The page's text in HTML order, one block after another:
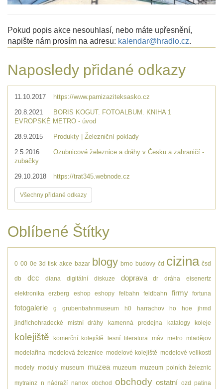
Pokud popis akce nesouhlasí, nebo máte upřesnění,
napište nám prosím na adresu: kalendar@hradlo.cz.
Naposledy přidané odkazy
11.10.2017 https://www.parnizaziteksasko.cz
20.8.2021
BORIS KOGUT. FOTOALBUM. KNIHA 1
EVROPSKÉ METRO - úvod
28.9.2015 Produkty | Železniční poklady
2.5.2016
Ozubnicové železnice a dráhy v Česku a zahraničí -
zubačky
29.10.2018 https://trat345.webnode.cz
Všechny přidané odkazy
Oblíbené Štítky
0 00 0e 3d tisk akce bazar blogy brno budovy čd cizina čsd
db dcc diana digitální diskuze doprava dr dráha eisenertz
elektronika erzberg eshop eshopy felbahn feldbahn firmy fortuna
fotogalerie g grubenbahnmuseum h0 harrachov ho hoe jhmd
jindřichohradecké místní dráhy kamenná prodejna katalogy koleje
kolejiště komerční kolejiště lesní literatura máv metro mladějov
modelařina modelová železnice modelové kolejiště modelové velikosti
modely moduly museum muzea muzeum muzeum polních železnic
mytrainz n nádraží nanox obchod obchody ostatní ozd patina